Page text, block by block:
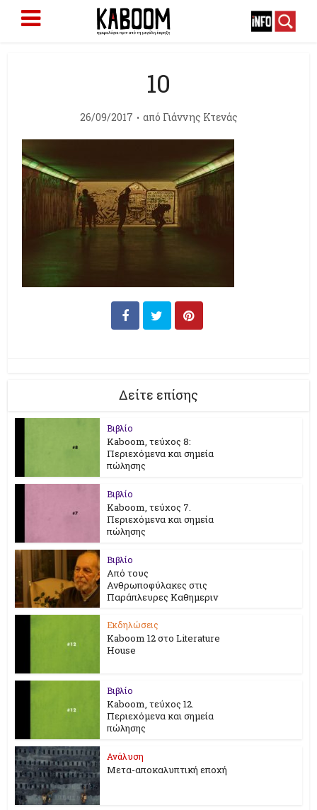
10
26/09/2017 από Γιάννης Κτενάς
Δείτε επίσης
Βιβλίο
Kaboom, τεύχος 8:
Περιεχόμενα και σημεία
πώλησης
Βιβλίο
Kaboom, τεύχος 7.
Περιεχόμενα και σημεία
πώλησης
Βιβλίο
Από τους
Ανθρωποφύλακες στις
Παράπλευρες Καθημεριν
Εκδηλώσεις
Kaboom 12 στο Literature
House
Βιβλίο
Kaboom, τεύχος 12.
Περιεχόμενα και σημεία
πώλησης
Ανάλυση
Μετα-αποκαλυπτική εποχή